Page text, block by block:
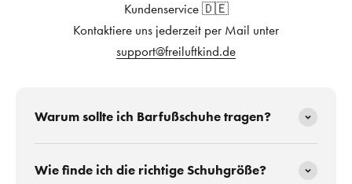
Kundenservice 🇩🇪
Kontaktiere uns jederzeit per Mail unter
support@freiluftkind.de
Warum sollte ich Barfußschuhe tragen?
Wie finde ich die richtige Schuhgröße?